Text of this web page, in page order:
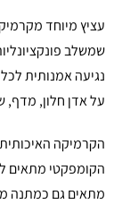
שמשלב
נגיעה אמנותית
על אדן חלון, מדף,
הקרמיקה
הקומפקטי מתאים
מתאים גם כמתנה